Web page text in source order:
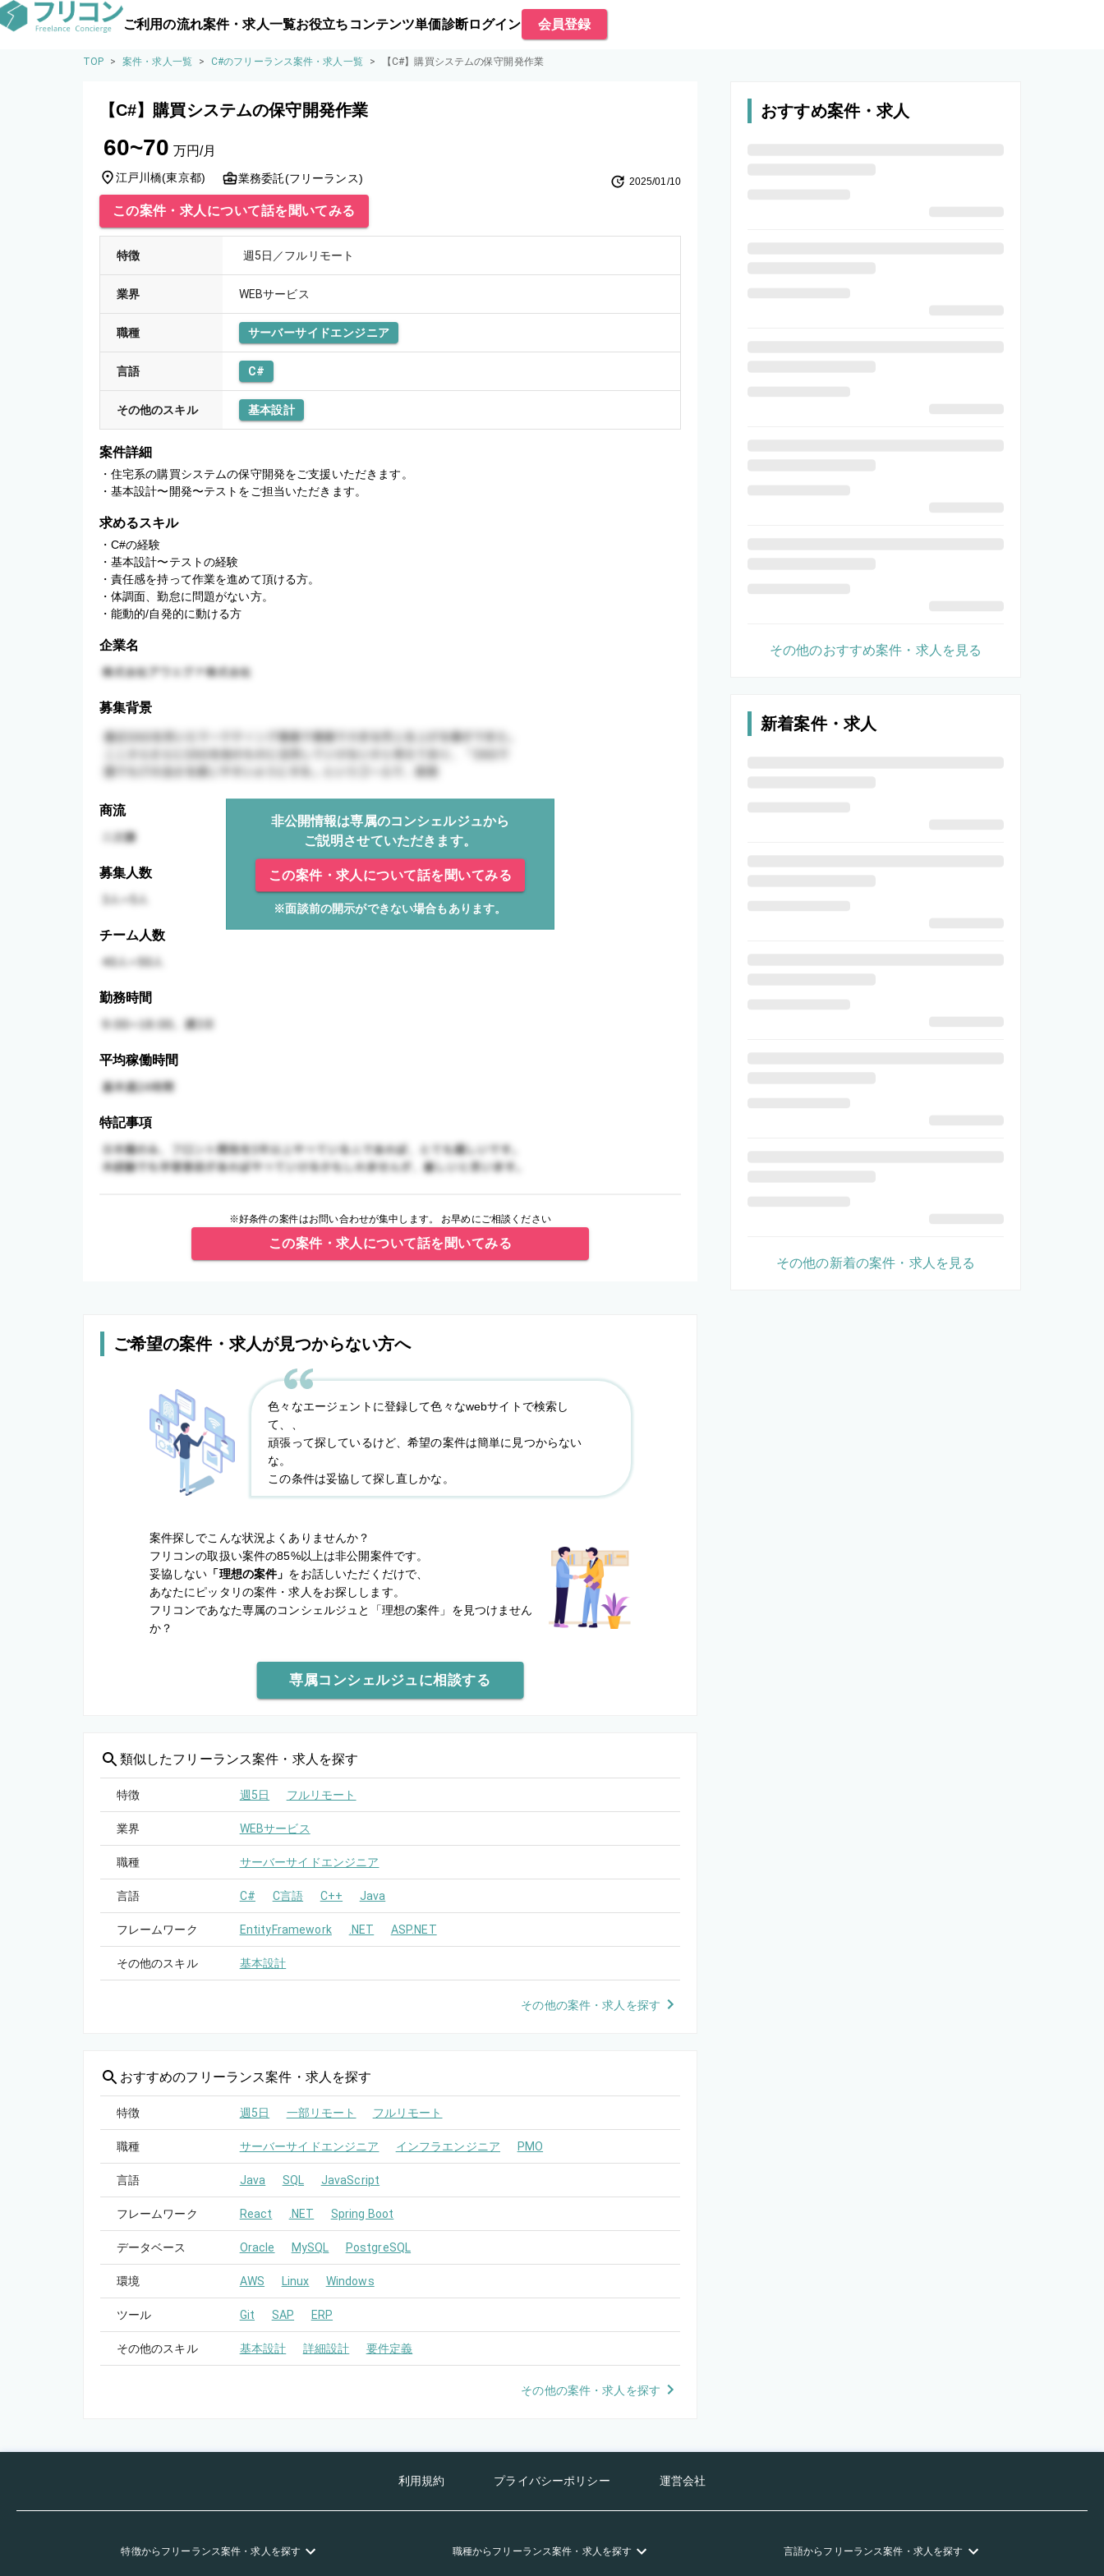
ご利用の流れ案件・求人一覧お役立ちコンテンツ単価診断ログイン 会員登録
TOP > 案件・求人一覧 > C#のフリーランス案件・求人一覧 > 【C#】購買システムの保守開発作業
【C#】購買システムの保守開発作業
60~70 万円/月
江戸川橋(東京都) 業務委託(フリーランス) 2025/01/10
この案件・求人について話を聞いてみる
特徴 週5日／フルリモート
業界 WEBサービス
職種 サーバーサイドエンジニア
言語 C#
その他のスキル 基本設計
案件詳細
・住宅系の購買システムの保守開発をご支援いただきます。
・基本設計〜開発〜テストをご担当いただきます。
求めるスキル
・C#の経験
・基本設計〜テストの経験
・責任感を持って作業を進めて頂ける方。
・体調面、勤怠に問題がない方。
・能動的/自発的に動ける方
企業名
募集背景
商流
非公開情報は専属のコンシェルジュから
ご説明させていただきます。
この案件・求人について話を聞いてみる
※面談前の開示ができない場合もあります。
募集人数
チーム人数
勤務時間
平均稼働時間
特記事項
※好条件の案件はお問い合わせが集中します。 お早めにご相談ください
この案件・求人について話を聞いてみる
ご希望の案件・求人が見つからない方へ
色々なエージェントに登録して色々なwebサイトで検索し
て、、
頑張って探しているけど、希望の案件は簡単に見つからない
な。
この条件は妥協して探し直しかな。
案件探しでこんな状況よくありませんか？
フリコンの取扱い案件の85%以上は非公開案件です。
妥協しない 「理想の案件」 をお話しいただくだけで、
あなたにピッタリの案件・求人をお探しします。
フリコンであなた専属のコンシェルジュと
「理想の案件」を見つけません
か？
専属コンシェルジュに相談する
類似したフリーランス案件・求人を探す
特徴 週5日 フルリモート
業界 WEBサービス
職種 サーバーサイドエンジニア
言語 C# C言語 C++ Java
フレームワーク EntityFramework .NET ASP.NET
その他のスキル 基本設計
その他の案件・求人を探す
おすすめのフリーランス案件・求人を探す
特徴 週5日 一部リモート フルリモート
職種 サーバーサイドエンジニア インフラエンジニア PMO
言語 Java SQL JavaScript
フレームワーク React .NET Spring Boot
データベース Oracle MySQL PostgreSQL
環境 AWS Linux Windows
ツール Git SAP ERP
その他のスキル 基本設計 詳細設計 要件定義
その他の案件・求人を探す
おすすめ案件・求人
その他のおすすめ案件・求人を見る
新着案件・求人
その他の新着の案件・求人を見る
利用規約 プライバシーポリシー 運営会社
特徴からフリーランス案件・求人を探す 職種からフリーランス案件・求人を探す 言語からフリーランス案件・求人を探す